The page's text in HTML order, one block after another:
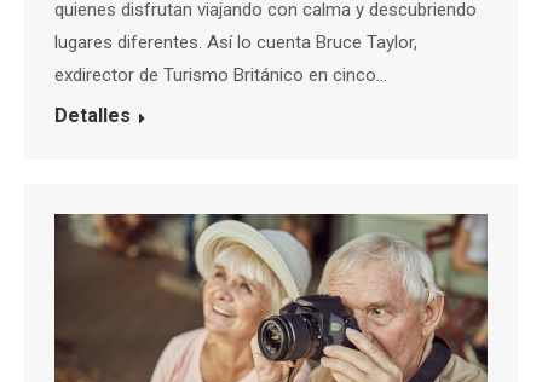
quienes disfrutan viajando con calma y descubriendo
lugares diferentes. Así lo cuenta Bruce Taylor,
exdirector de Turismo Británico en cinco…
Detalles